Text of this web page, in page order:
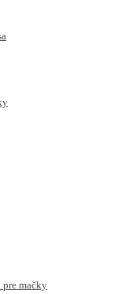
mačky